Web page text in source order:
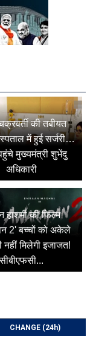
की तबीयत
में हुई सर्जरी…
मुख्यमंत्री शुभेंदु
अधिकारी
हाशमी की फिल्म
2' बच्चों को अकेले
मिलेगी इजाजत!
सीबीएफसी...